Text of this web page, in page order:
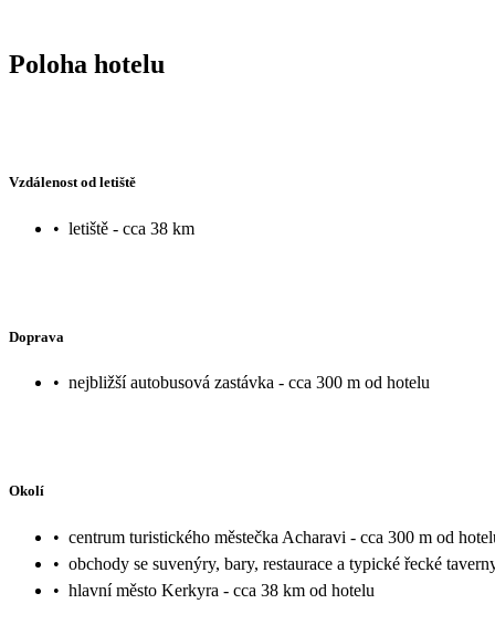
Poloha hotelu
Vzdálenost od letiště
• letiště - cca 38 km
Doprava
• nejbližší autobusová zastávka - cca 300 m od hotelu
Okolí
• centrum turistického městečka Acharavi - cca 300 m od
• obchody se suvenýry, bary, restaurace a typické řecké
• hlavní město Kerkyra - cca 38 km od hotelu